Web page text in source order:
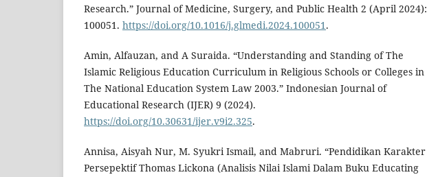
Research.” Journal of Medicine, Surgery, and Public Health 2 (April 2024):
100051. https://doi.org/10.1016/j.glmedi.2024.100051.
Amin, Alfauzan, and A Suraida. “Understanding and Standing of The
Islamic Religious Education Curriculum in Religious Schools or Colleges in
The National Education System Law 2003.” Indonesian Journal of
Educational Research (IJER) 9 (2024).
https://doi.org/10.30631/ijer.v9i2.325.
Annisa, Aisyah Nur, M. Syukri Ismail, and Mabruri. “Pendidikan Karakter
Persepektif Thomas Lickona (Analisis Nilai Islami Dalam Buku Educating